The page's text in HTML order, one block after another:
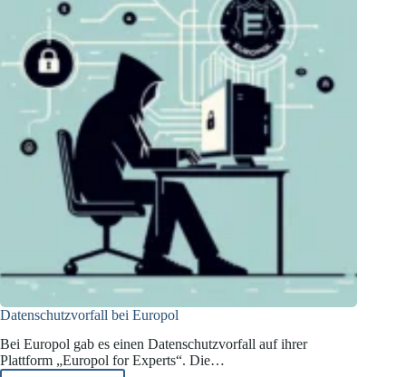
Datenschutzvorfall bei Europol
Bei Europol gab es einen Datenschutzvorfall auf ihrer
Plattform „Europol for Experts“. Die…